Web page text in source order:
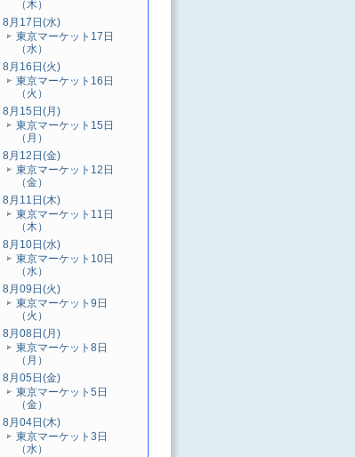
（木）
8月17日(水)
東京マーケット17日
（水）
8月16日(火)
東京マーケット16日
（火）
8月15日(月)
東京マーケット15日
（月）
8月12日(金)
東京マーケット12日
（金）
8月11日(木)
東京マーケット11日
（木）
8月10日(水)
東京マーケット10日
（水）
8月09日(火)
東京マーケット9日
（火）
8月08日(月)
東京マーケット8日
（月）
8月05日(金)
東京マーケット5日
（金）
8月04日(木)
東京マーケット3日
（水）